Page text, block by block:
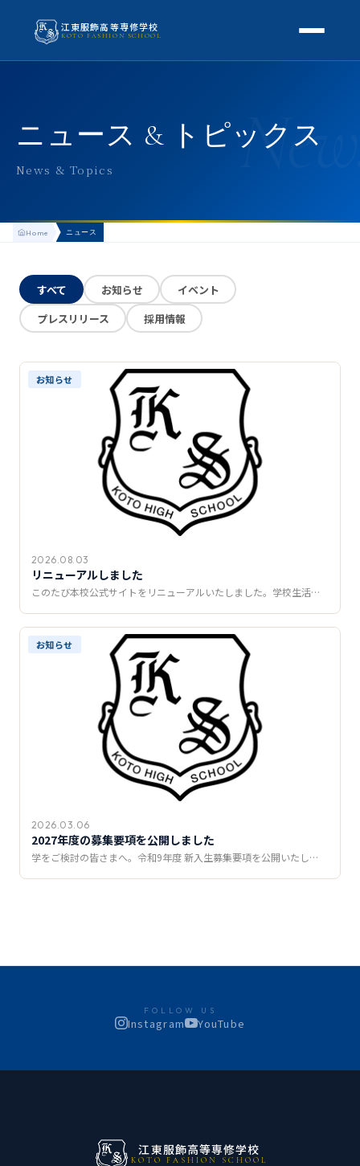
江東服飾高等専修学校
KOTO FASHION SCHOOL
アクセス
よくある質問
スクールライフ
生徒の1日
KOTO COLLECTION
卒業生インタビュー
募集要項
学費・助成金
推薦制度
転入学・編入学
オープンキャンパス
ニュース & トピックス
News & Topics
Home ニュース
すべて お知らせ
イベント
プレスリリース
採用情報
お知らせ
2026.08.03
リニューアルしました
このたび本校公式サイトをリニューアルいたしました。学校生活…
お知らせ
2026.03.06
2027年度の募集要項を公開しました
学をご検討の皆さまへ。令和9年度 新入生募集要項を公開いたし…
FOLLOW US
Instagram YouTube
江東服飾高等専修学校
KOTO FASHION SCHOOL